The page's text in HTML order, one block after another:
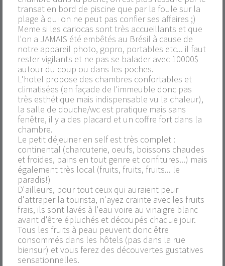
transat en bord de piscine que par la foule sur la
plage à qui on ne peut pas confier ses affaires ;)
Meme si les cariocas sont très accueillants et que
l'on a JAMAIS été embêtés au Brésil à cause de
notre appareil photo, gopro, portables etc... il faut
rester vigilants et ne pas se balader avec 10000$
autour du coup ou dans les poches.
L'hotel propose des chambres confortables et
climatisées (en façade de l'immeuble donc pas
très esthétique mais indispensable vu la chaleur),
la salle de douche/wc est pratique mais sans
fenêtre, il y a des placard et un coffre fort dans la
chambre.
Le petit déjeuner en self est très complet :
continental (charcuterie, oeufs, boissons chaudes
et froides, pains en tout genre et confitures...) mais
également très local (fruits, fruits, fruits... le
paradis!)
D'ailleurs, pour tout ceux qui auraient peur
d'attraper la tourista, n'ayez crainte avec les fruits
frais, ils sont lavés à l'eau voire au vinaigre blanc
avant d'être épluchés et découpés chaque jour.
Tous les fruits à peau peuvent donc être
consommés dans les hôtels (pas dans la rue
biensur) et vous ferez des découvertes gustatives
sensationnelles.